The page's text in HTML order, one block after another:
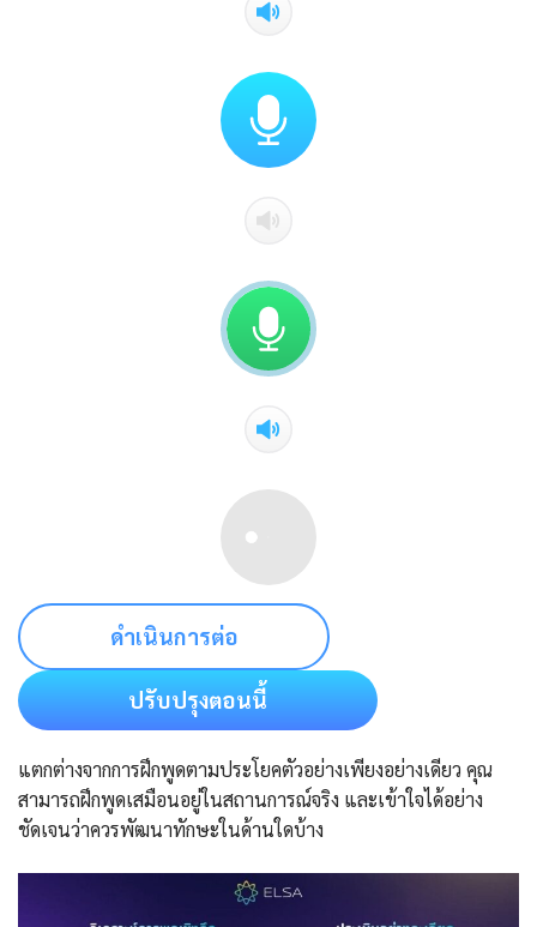
ดำเนินการต่อ
ปรับปรุงตอนนี้
แตกต่างจากการฝึกพูดตามประโยคตัวอย่างเพียงอย่างเดียว คุณ
สามารถฝึกพูดเสมือนอยู่ในสถานการณ์จริง และเข้าใจได้อย่าง
ชัดเจนว่าควรพัฒนาทักษะในด้านใดบ้าง